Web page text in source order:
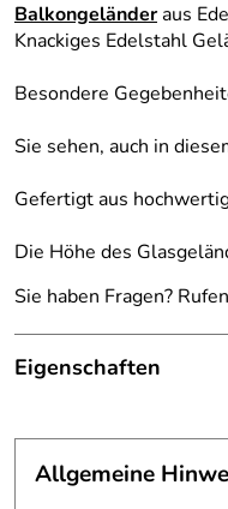
Balkongeländeraus
Knackiges Edelstahl
Besondere
Sie sehen, auch in
Gefertigt aus
Die Höhe des
Sie haben Fragen?
Eigenschaften
Ausführung:
Allgemeine